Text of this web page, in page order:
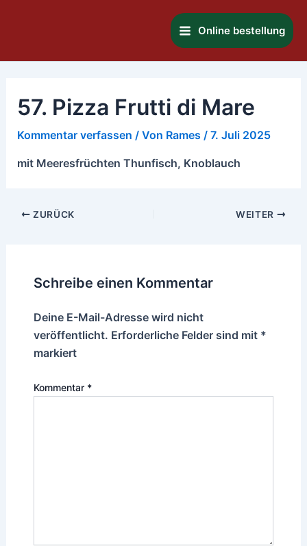
Main
Menu
Online bestellung
57. Pizza Frutti di Mare
Kommentar verfassen / Von Rames / 7. Juli 2025
mit Meeresfrüchten Thunfisch, Knoblauch
ZURÜCK WEITER
Schreibe einen Kommentar
Deine E-Mail-Adresse wird nicht
veröffentlicht. Erforderliche Felder sind mit *
markiert
Kommentar *